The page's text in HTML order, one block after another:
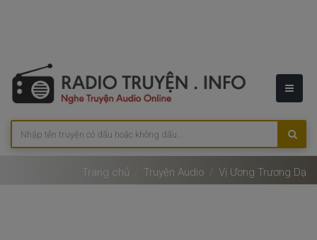
Trang chủ Truyện Audio Vị Ương Trương Dạ